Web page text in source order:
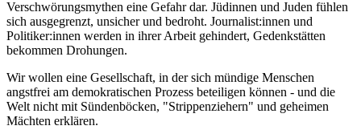
Verschwörungsmythen eine Gefahr dar. Jüdinnen und Juden fühlen
sich ausgegrenzt, unsicher und bedroht. Journalist:innen und
Politiker:innen werden in ihrer Arbeit gehindert, Gedenkstätten
bekommen Drohungen.
Wir wollen eine Gesellschaft, in der sich mündige Menschen
angstfrei am demokratischen Prozess beteiligen können - und die
Welt nicht mit Sündenböcken, "Strippenziehern" und geheimen
Mächten erklären.